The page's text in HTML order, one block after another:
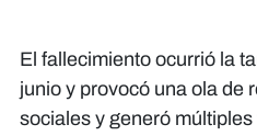
El fallecimiento ocurrió la
junio y provocó una ola de
sociales y generó